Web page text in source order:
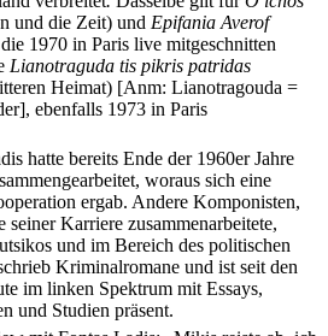
und die Zeit) und Epifania Averof
1970 in Paris live mitgeschnitten
Lianotraguda tis pikris patridas
Heimat) [Anm: Lianotragouda =
ebenfalls 1973 in Paris
hatte bereits Ende der 1960er Jahre
woraus sich eine
ergab. Andere Komponisten,
Karriere zusammenarbeitete,
und im Bereich des politischen
Kriminalromane und ist seit den
im linken Spektrum mit Essays,
und Studien präsent.